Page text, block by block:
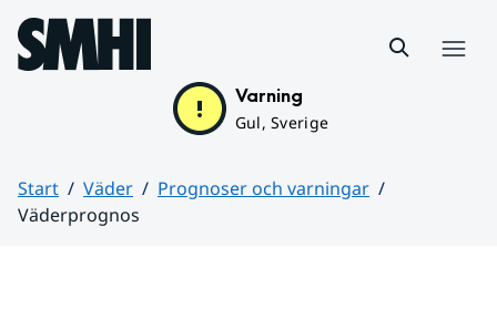
Hoppa till sidans innehåll
Varning
Gul, Sverige
Start Väder
Prognoser och varningar
Väderprognos